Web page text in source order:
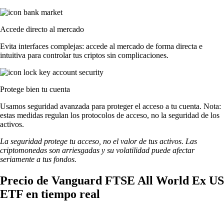
Accede directo al mercado
Evita interfaces complejas: accede al mercado de forma directa e
intuitiva para controlar tus criptos sin complicaciones.
Protege bien tu cuenta
Usamos seguridad avanzada para proteger el acceso a tu cuenta. Nota:
estas medidas regulan los protocolos de acceso, no la seguridad de los
activos.
La seguridad protege tu acceso, no el valor de tus activos. Las
criptomonedas son arriesgadas y su volatilidad puede afectar
seriamente a tus fondos.
Precio de Vanguard FTSE All World Ex US
ETF en tiempo real